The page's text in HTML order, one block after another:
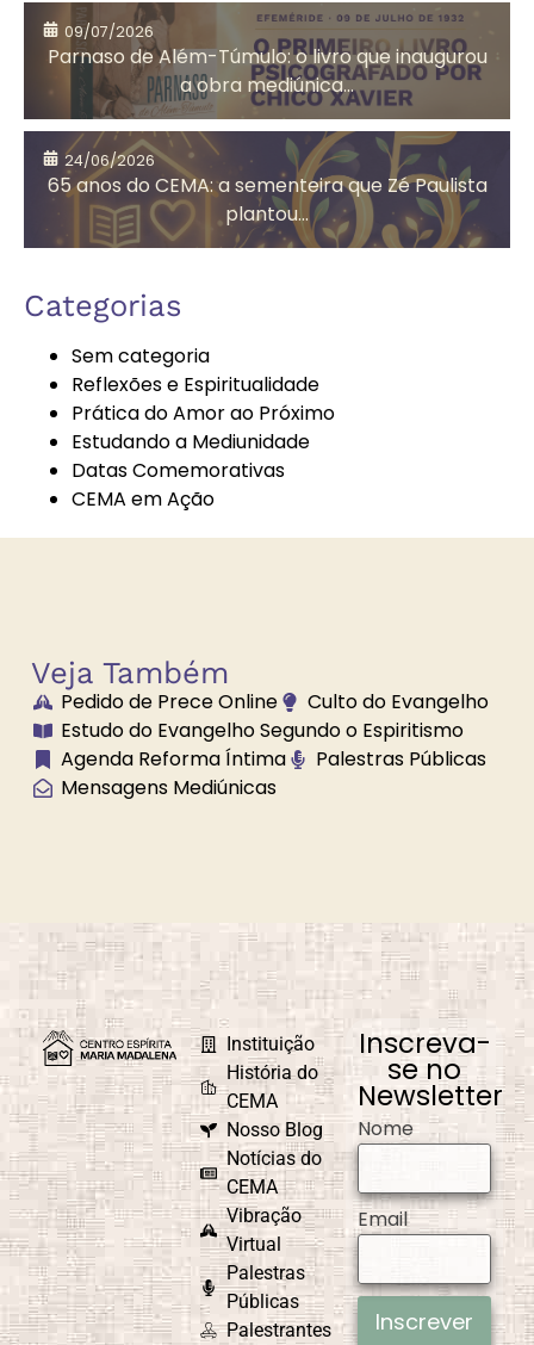
Arrependimento
Artesanato
Solidário
Assistência
Social
Auta de Souza
Autoconhecimento
Bazar
Beneficente
Brilhe a Vossa
Luz
Bússola
Espiritual
Caridade em
Ação
Carnaval
Causa e Efeito
Celebrações e
Comemorações
CEMAD
Combate ao
Egoísmo
09/07/2026
Parnaso de Além-Túmulo: o livro que inaugurou
a obra mediúnica...
24/06/2026
65 anos do CEMA: a sementeira que Zé Paulista
plantou...
Categorias
Sem categoria
Reflexões e Espiritualidade
Prática do Amor ao Próximo
Estudando a Mediunidade
Datas Comemorativas
CEMA em Ação
Veja Também
Pedido de Prece Online
Culto do Evangelho
Estudo do Evangelho Segundo o Espiritismo
Agenda Reforma Íntima
Palestras Públicas
Mensagens Mediúnicas
Instituição
História do
CEMA
Nosso Blog
Notícias do
CEMA
Vibração
Virtual
Palestras
Públicas
Palestrantes
Inscreva-
se no
Newsletter
Nome
Email
Inscrever